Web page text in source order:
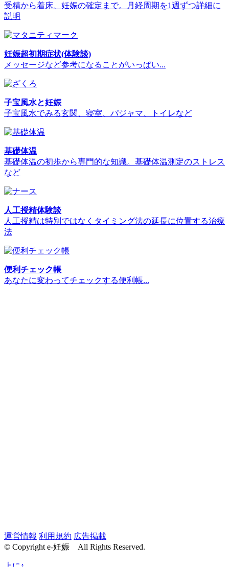
受精から着床、妊娠の確定まで。月経周期を1週ずつ詳細に
説明
妊娠超初期症状(体験談)
メッセージなど参考になることがいっぱい...
子宝風水と妊娠
子宝風水でみる玄関、寝室、パジャマ、トイレなど
基礎体温
基礎体温の初歩から専門的な知識。基礎体温測定のストレス
など
人工授精体験談
人工授精は特別ではなくタイミング法の延長に位置する治療
法
便利チェック帳
あなたに変わってチェックする便利帳...
運営情報 利用規約 広告掲載
© Copyright e-妊娠 All Rights Reserved.